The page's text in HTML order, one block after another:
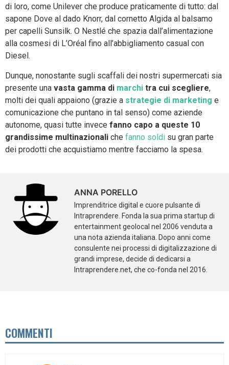
di loro, come Unilever che produce praticamente di tutto: dal
sapone Dove al dado Knorr, dal cornetto Algida al balsamo
per capelli Sunsilk. O Nestlé che spazia dall’alimentazione
alla cosmesi di L’Oréal fino all’abbigliamento casual con
Diesel.
Dunque, nonostante sugli scaffali dei nostri supermercati sia
presente una vasta gamma di marchi tra cui scegliere,
molti dei quali appaiono (grazie a strategie di marketing e
comunicazione che puntano in tal senso) come aziende
autonome, quasi tutte invece fanno capo a queste 10
grandissime multinazionali che fanno soldi su gran parte
dei prodotti che acquistiamo mentre facciamo la spesa.
ANNA PORELLO
Imprenditrice digital e cuore pulsante di
Intraprendere. Fonda la sua prima startup di
entertainment geolocal nel 2006 venduta a
una nota azienda italiana. Dopo anni come
consulente nei processi di digitalizzazione di
grandi imprese, decide di dedicarsi a
Intraprendere.net, che co-fonda nel 2016.
COMMENTI